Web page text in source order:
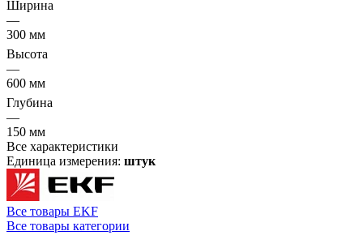
Ширина
—
300 мм
Высота
—
600 мм
Глубина
—
150 мм
Все характеристики
Единица измерения: штук
Все товары EKF
Все товары категории